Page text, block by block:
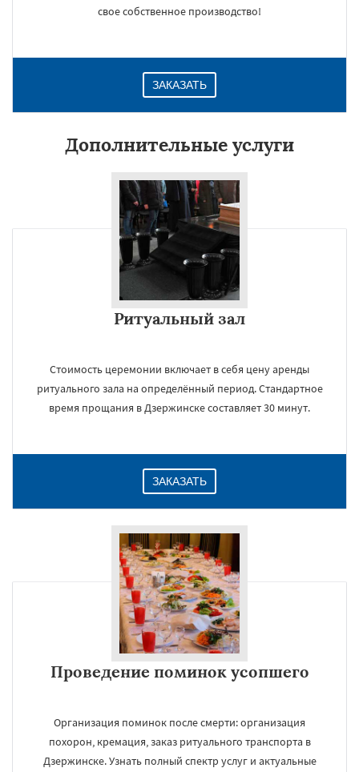
свое собственное производство!
ЗАКАЗАТЬ
Дополнительные услуги
Ритуальный зал
Стоимость церемонии включает в себя цену аренды
ритуального зала на определённый период. Стандартное
время прощания в Дзержинске составляет 30 минут.
ЗАКАЗАТЬ
Проведение поминок усопшего
Организация поминок после смерти: организация
похорон, кремация, заказ ритуального транспорта в
Дзержинске. Узнать полный спектр услуг и актуальные
Даю согласие на обработку персональных данных